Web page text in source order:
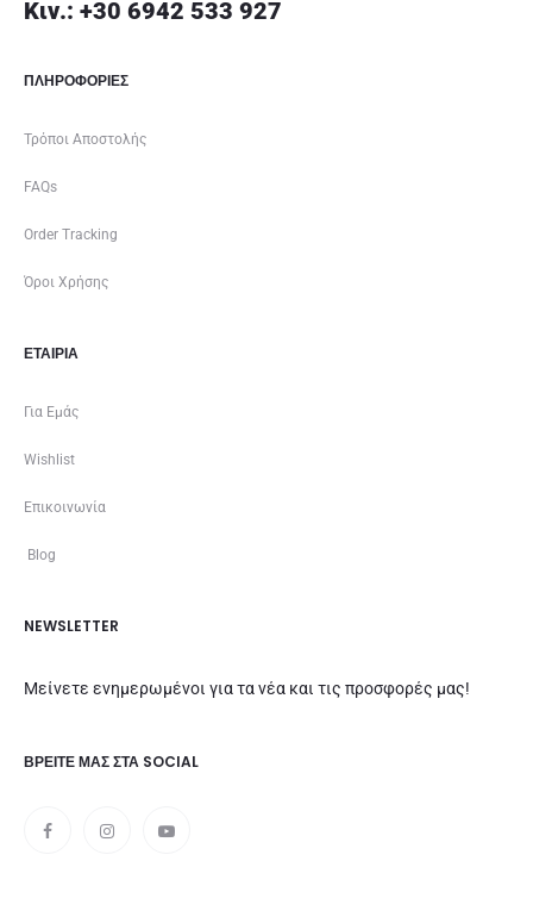
Κιν.: +30 6942 533 927
ΠΛΗΡΟΦΟΡΙΕΣ
Τρόποι Αποστολής
FAQs
Order Tracking
Όροι Χρήσης
ΕΤΑΙΡΊΑ
Για Εμάς
Wishlist
Επικοινωνία
Blog
NEWSLETTER
Μείνετε ενημερωμένοι για τα νέα και τις προσφορές μας!
ΒΡΕΊΤΕ ΜΑΣ ΣΤΑ SOCIAL